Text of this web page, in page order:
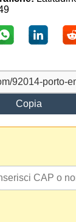
Copia